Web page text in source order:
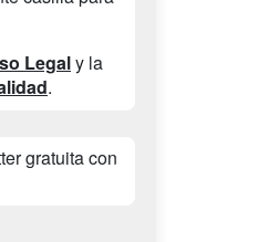
Legaly la
.
gratuita con